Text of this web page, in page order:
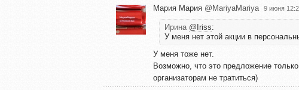
Мария Мария @MariyaMariya 9 июня
Ирина @Iriss:
У меня нет этой акции в
У меня тоже нет.
Возможно, что это предложение
организаторам не тратиться)